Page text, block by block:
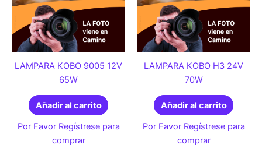
LAMPARA KOBO 9005 12V
65W
Añadir al carrito
Por Favor Regístrese para
comprar
LAMPARA KOBO H3 24V
70W
Añadir al carrito
Por Favor Regístrese para
comprar